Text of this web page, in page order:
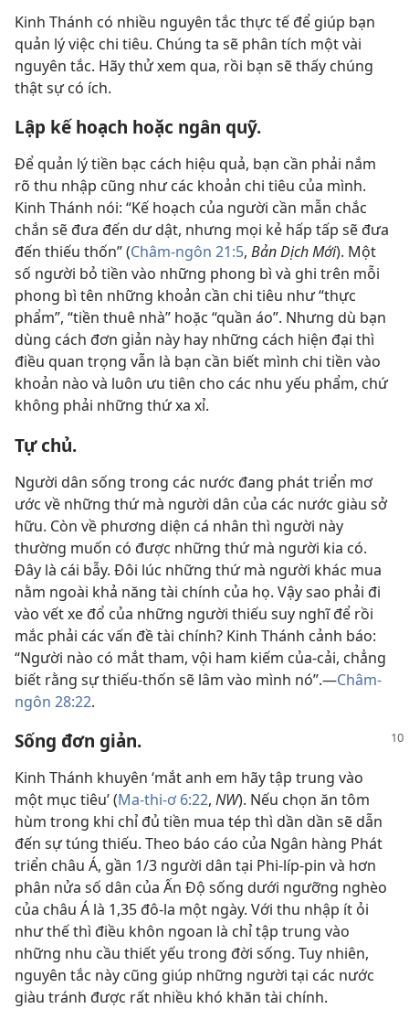
Kinh Thánh có nhiều nguyên tắc thực tế để giúp bạn
quản lý việc chi tiêu. Chúng ta sẽ phân tích một vài
nguyên tắc. Hãy thử xem qua, rồi bạn sẽ thấy chúng
thật sự có ích.
Lập kế hoạch hoặc ngân quỹ.
Để quản lý tiền bạc cách hiệu quả, bạn cần phải nắm
rõ thu nhập cũng như các khoản chi tiêu của mình.
Kinh Thánh nói: “Kế hoạch của người cần mẫn chắc
chắn sẽ đưa đến dư dật, nhưng mọi kẻ hấp tấp sẽ đưa
đến thiếu thốn” (Châm-ngôn 21:5, Bản Dịch Mới). Một
số người bỏ tiền vào những phong bì và ghi trên mỗi
phong bì tên những khoản cần chi tiêu như “thực
phẩm”, “tiền thuê nhà” hoặc “quần áo”. Nhưng dù bạn
dùng cách đơn giản này hay những cách hiện đại thì
điều quan trọng vẫn là bạn cần biết mình chi tiền vào
khoản nào và luôn ưu tiên cho các nhu yếu phẩm, chứ
không phải những thứ xa xỉ.
Tự chủ.
Người dân sống trong các nước đang phát triển mơ
ước về những thứ mà người dân của các nước giàu sở
hữu. Còn về phương diện cá nhân thì người này
thường muốn có được những thứ mà người kia có.
Đây là cái bẫy. Đôi lúc những thứ mà người khác mua
nằm ngoài khả năng tài chính của họ. Vậy sao phải đi
vào vết xe đổ của những người thiếu suy nghĩ để rồi
mắc phải các vấn đề tài chính? Kinh Thánh cảnh báo:
“Người nào có mắt tham, vội ham kiếm của-cải, chẳng
biết rằng sự thiếu-thốn sẽ lâm vào mình nó”.—Châm-
ngôn 28:22.
Sống đơn giản.
Kinh Thánh khuyên ‘mắt anh em hãy tập trung vào
một mục tiêu’ (Ma-thi-ơ 6:22, NW). Nếu chọn ăn tôm
hùm trong khi chỉ đủ tiền mua tép thì dần dần sẽ dẫn
đến sự túng thiếu. Theo báo cáo của Ngân hàng Phát
triển châu Á, gần 1/3 người dân tại Phi-líp-pin và hơn
phân nửa số dân của Ấn Độ sống dưới ngưỡng nghèo
của châu Á là 1,35 đô-la một ngày. Với thu nhập ít ỏi
như thế thì điều khôn ngoan là chỉ tập trung vào
những nhu cầu thiết yếu trong đời sống. Tuy nhiên,
nguyên tắc này cũng giúp những người tại các nước
giàu tránh được rất nhiều khó khăn tài chính.